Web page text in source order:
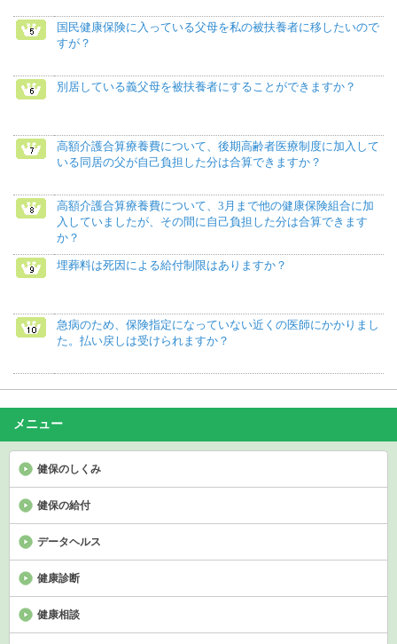
国民健康保険に入っている父母を私の被扶養者に移したいので
すが？
別居している義父母を被扶養者にすることができますか？
高額介護合算療養費について、後期高齢者医療制度に加入して
いる同居の父が自己負担した分は合算できますか？
高額介護合算療養費について、3月まで他の健康保険組合に加
入していましたが、その間に自己負担した分は合算できます
か？
埋葬料は死因による給付制限はありますか？
急病のため、保険指定になっていない近くの医師にかかりまし
た。払い戻しは受けられますか？
メニュー
健保のしくみ
健保の給付
データヘルス
健康診断
健康相談